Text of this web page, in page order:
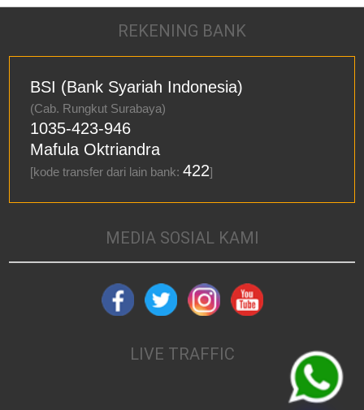
REKENING BANK
BSI (Bank Syariah Indonesia)
(Cab. Rungkut Surabaya)
1035-423-946
Mafula Oktriandra
[kode transfer dari lain bank:422]
MEDIA SOSIAL KAMI
LIVE TRAFFIC